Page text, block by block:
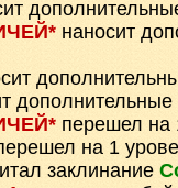
наносит
перешел на
на 1
заклинание